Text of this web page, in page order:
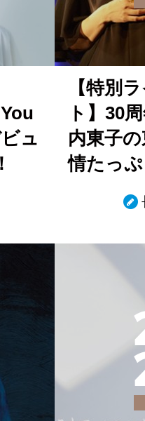
ュ
【特別
ト】30
内東子
情たっ